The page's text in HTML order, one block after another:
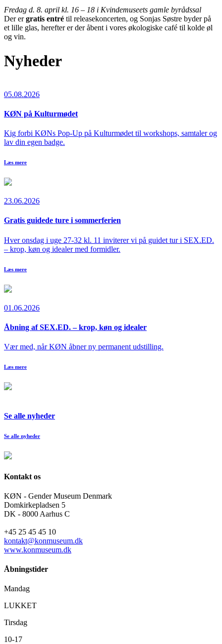
Fredag d. 8. april kl. 16 – 18 i Kvindemuseets gamle byrådssal
Der ergratis entré til releasekoncerten, og Sonjas Søstre byder på
et lille glas, herefter er der åbent i vores økologiske café til kolde øl
og vin.
Nyheder
05.08.2026
KØN på Kulturmødet
Kig forbi KØNs Pop-Up på Kulturmødet til workshops, samtaler og
lav din egen badge.
Læs mere
23.06.2026
Gratis guidede ture i sommerferien
Hver onsdag i uge 27-32 kl. 11 inviterer vi på guidet tur i SEX.ED.
– krop, køn og idealer med formidler.
Læs mere
01.06.2026
Åbning af SEX.ED. – krop, køn og idealer
Vær med, når KØN åbner ny permanent udstilling.
Læs mere
Se alle nyheder
Se alle nyheder
Kontakt os
KØN - Gender Museum Denmark
Domkirkepladsen 5
DK - 8000 Aarhus C
+45 25 45 45 10
kontakt@konmuseum.dk
www.konmuseum.dk
Åbningstider
Mandag
LUKKET
Tirsdag
10-17